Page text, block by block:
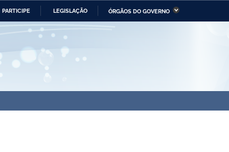
PARTICIPE LEGISLAÇÃO ÓRGÃOS DO GOVERNO
da Economia Ministério da Infraestrutura